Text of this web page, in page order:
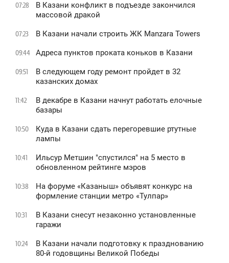
07:28
В Казани конфликт в подъезде закончился
массовой дракой
07:23 В Казани начали строить ЖК Manzara Towers
09:44 Адреса пунктов проката коньков в Казани
09:51
В следующем году ремонт пройдет в 32
казанских домах
11:42
В декабре в Казани начнут работать елочные
базары
10:50
Куда в Казани сдать перегоревшие ртутные
лампы
10:41
Ильсур Метшин "спустился" на 5 место в
обновленном рейтинге мэров
10:38
На форуме «Казаныш» объявят конкурс на
формление станции метро «Тулпар»
10:31
В Казани снесут незаконно установленные
гаражи
10:24
В Казани начали подготовку к празднованию
80-й годовщины Великой Победы